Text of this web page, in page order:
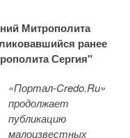
Митрополита
ранее
Сергия"
«Портал-Credo.Ru»
продолжает
публикацию
малоизвестных